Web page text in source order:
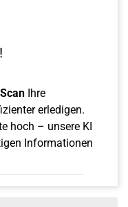
Ihre
erledigen.
hoch – unsere KI
Informationen